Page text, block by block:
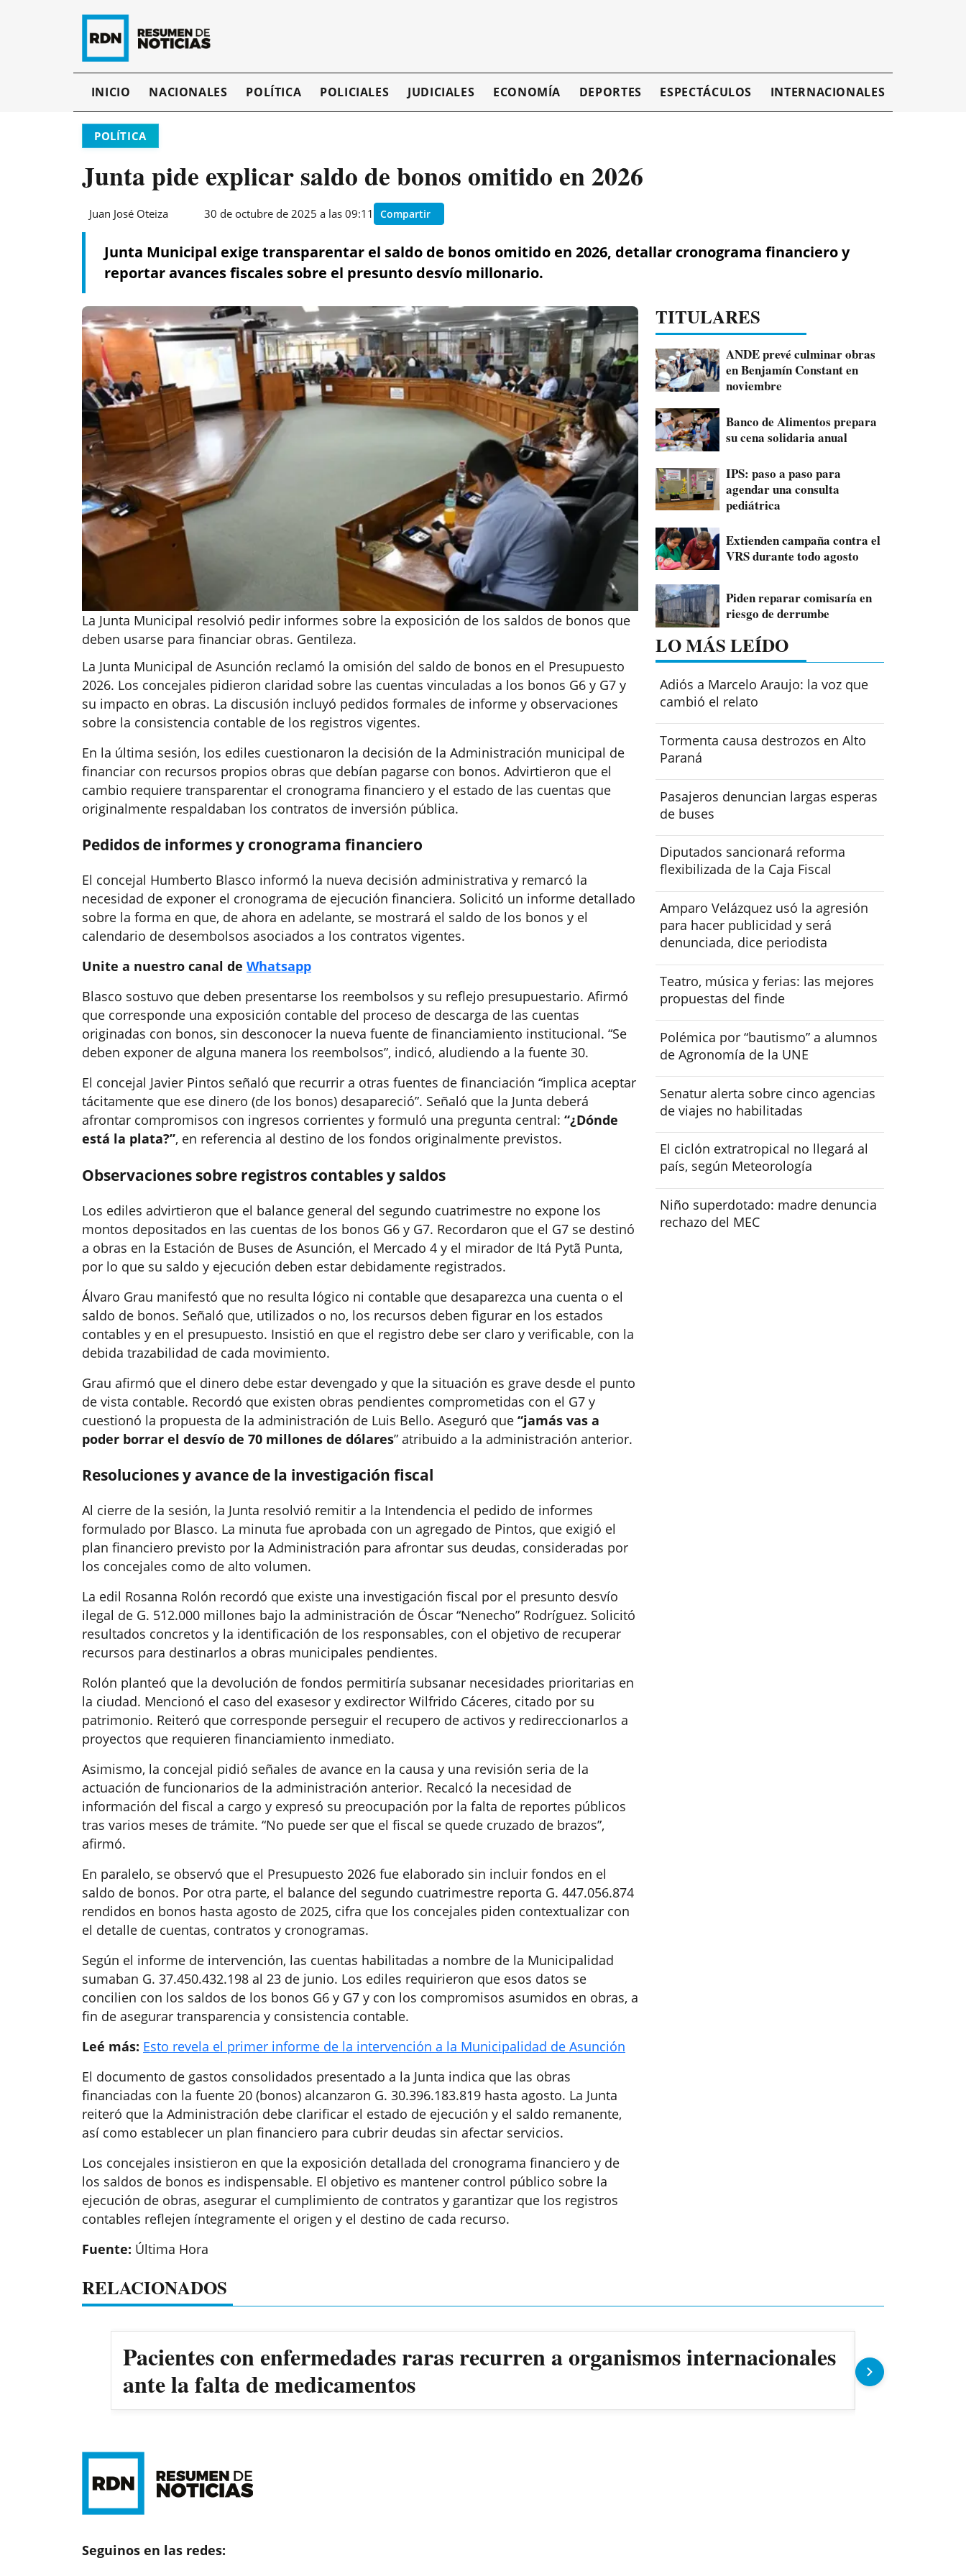
INICIO NACIONALES POLÍTICA POLICIALES JUDICIALES ECONOMÍA DEPORTES ESPECTÁCULOS INTERNACIONALES
POLÍTICA
Junta pide explicar saldo de bonos omitido en 2026
Juan José Oteiza 30 de octubre de 2025 a las 09:11 Compartir
Junta Municipal exige transparentar el saldo de bonos omitido en 2026, detallar cronograma financiero y
reportar avances fiscales sobre el presunto desvío millonario.
La Junta Municipal resolvió pedir informes sobre la exposición de los saldos de bonos que
deben usarse para financiar obras. Gentileza.
La Junta Municipal de Asunción reclamó la omisión del saldo de bonos en el Presupuesto
2026. Los concejales pidieron claridad sobre las cuentas vinculadas a los bonos G6 y G7 y
su impacto en obras. La discusión incluyó pedidos formales de informe y observaciones
sobre la consistencia contable de los registros vigentes.
En la última sesión, los ediles cuestionaron la decisión de la Administración municipal de
financiar con recursos propios obras que debían pagarse con bonos. Advirtieron que el
cambio requiere transparentar el cronograma financiero y el estado de las cuentas que
originalmente respaldaban los contratos de inversión pública.
Pedidos de informes y cronograma financiero
El concejal Humberto Blasco informó la nueva decisión administrativa y remarcó la
necesidad de exponer el cronograma de ejecución financiera. Solicitó un informe detallado
sobre la forma en que, de ahora en adelante, se mostrará el saldo de los bonos y el
calendario de desembolsos asociados a los contratos vigentes.
Unite a nuestro canal de Whatsapp
Blasco sostuvo que deben presentarse los reembolsos y su reflejo presupuestario. Afirmó
que corresponde una exposición contable del proceso de descarga de las cuentas
originadas con bonos, sin desconocer la nueva fuente de financiamiento institucional. “Se
deben exponer de alguna manera los reembolsos”, indicó, aludiendo a la fuente 30.
El concejal Javier Pintos señaló que recurrir a otras fuentes de financiación “implica aceptar
tácitamente que ese dinero (de los bonos) desapareció”. Señaló que la Junta deberá
afrontar compromisos con ingresos corrientes y formuló una pregunta central: “¿Dónde
está la plata?”, en referencia al destino de los fondos originalmente previstos.
Observaciones sobre registros contables y saldos
Los ediles advirtieron que el balance general del segundo cuatrimestre no expone los
montos depositados en las cuentas de los bonos G6 y G7. Recordaron que el G7 se destinó
a obras en la Estación de Buses de Asunción, el Mercado 4 y el mirador de Itá Pytã Punta,
por lo que su saldo y ejecución deben estar debidamente registrados.
Álvaro Grau manifestó que no resulta lógico ni contable que desaparezca una cuenta o el
saldo de bonos. Señaló que, utilizados o no, los recursos deben figurar en los estados
contables y en el presupuesto. Insistió en que el registro debe ser claro y verificable, con la
debida trazabilidad de cada movimiento.
Grau afirmó que el dinero debe estar devengado y que la situación es grave desde el punto
de vista contable. Recordó que existen obras pendientes comprometidas con el G7 y
cuestionó la propuesta de la administración de Luis Bello. Aseguró que “jamás vas a
poder borrar el desvío de 70 millones de dólares” atribuido a la administración anterior.
Resoluciones y avance de la investigación fiscal
Al cierre de la sesión, la Junta resolvió remitir a la Intendencia el pedido de informes
formulado por Blasco. La minuta fue aprobada con un agregado de Pintos, que exigió el
plan financiero previsto por la Administración para afrontar sus deudas, consideradas por
los concejales como de alto volumen.
La edil Rosanna Rolón recordó que existe una investigación fiscal por el presunto desvío
ilegal de G. 512.000 millones bajo la administración de Óscar “Nenecho” Rodríguez. Solicitó
resultados concretos y la identificación de los responsables, con el objetivo de recuperar
recursos para destinarlos a obras municipales pendientes.
Rolón planteó que la devolución de fondos permitiría subsanar necesidades prioritarias en
la ciudad. Mencionó el caso del exasesor y exdirector Wilfrido Cáceres, citado por su
patrimonio. Reiteró que corresponde perseguir el recupero de activos y redireccionarlos a
proyectos que requieren financiamiento inmediato.
Asimismo, la concejal pidió señales de avance en la causa y una revisión seria de la
actuación de funcionarios de la administración anterior. Recalcó la necesidad de
información del fiscal a cargo y expresó su preocupación por la falta de reportes públicos
tras varios meses de trámite. “No puede ser que el fiscal se quede cruzado de brazos”,
afirmó.
En paralelo, se observó que el Presupuesto 2026 fue elaborado sin incluir fondos en el
saldo de bonos. Por otra parte, el balance del segundo cuatrimestre reporta G. 447.056.874
rendidos en bonos hasta agosto de 2025, cifra que los concejales piden contextualizar con
el detalle de cuentas, contratos y cronogramas.
Según el informe de intervención, las cuentas habilitadas a nombre de la Municipalidad
sumaban G. 37.450.432.198 al 23 de junio. Los ediles requirieron que esos datos se
concilien con los saldos de los bonos G6 y G7 y con los compromisos asumidos en obras, a
fin de asegurar transparencia y consistencia contable.
Leé más: Esto revela el primer informe de la intervención a la Municipalidad de Asunción
El documento de gastos consolidados presentado a la Junta indica que las obras
financiadas con la fuente 20 (bonos) alcanzaron G. 30.396.183.819 hasta agosto. La Junta
reiteró que la Administración debe clarificar el estado de ejecución y el saldo remanente,
así como establecer un plan financiero para cubrir deudas sin afectar servicios.
Los concejales insistieron en que la exposición detallada del cronograma financiero y de
los saldos de bonos es indispensable. El objetivo es mantener control público sobre la
ejecución de obras, asegurar el cumplimiento de contratos y garantizar que los registros
contables reflejen íntegramente el origen y el destino de cada recurso.
Fuente: Última Hora
TITULARES
ANDE prevé culminar obras
en Benjamín Constant en
noviembre
Banco de Alimentos prepara
su cena solidaria anual
IPS: paso a paso para
agendar una consulta
pediátrica
Extienden campaña contra el
VRS durante todo agosto
Piden reparar comisaría en
riesgo de derrumbe
LO MÁS LEÍDO
Adiós a Marcelo Araujo: la voz que
cambió el relato
Tormenta causa destrozos en Alto
Paraná
Pasajeros denuncian largas esperas
de buses
Diputados sancionará reforma
flexibilizada de la Caja Fiscal
Amparo Velázquez usó la agresión
para hacer publicidad y será
denunciada, dice periodista
Teatro, música y ferias: las mejores
propuestas del finde
Polémica por “bautismo” a alumnos
de Agronomía de la UNE
Senatur alerta sobre cinco agencias
de viajes no habilitadas
El ciclón extratropical no llegará al
país, según Meteorología
Niño superdotado: madre denuncia
rechazo del MEC
RELACIONADOS
Pacientes con enfermedades raras recurren a organismos internacionales
ante la falta de medicamentos
ANDE
Seguinos en las redes: